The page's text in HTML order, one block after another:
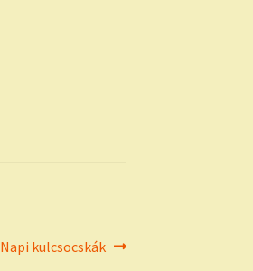
Next
Napi kulcsocskák